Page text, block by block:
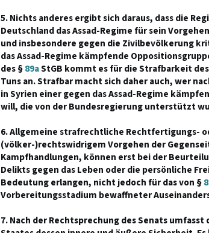
5. Nichts anderes ergibt sich daraus, dass die
Deutschland das Assad-Regime für sein
und insbesondere gegen die Zivilbevölkerung
das Assad-Regime kämpfende
des §89aStGB kommt es für die Strafbarkeit
Tuns an. Strafbar macht sich daher auch, wer
in Syrien einer gegen das Assad-Regime
will, die von der Bundesregierung unterstützt
6. Allgemeine strafrechtliche Rechtfertigungs-
(völker-)rechtswidrigem Vorgehen der
Kampfhandlungen, können erst bei der
Delikts gegen das Leben oder die persönliche
Bedeutung erlangen, nicht jedoch für das von §
Vorbereitungsstadium bewaffneter
7. Nach der Rechtsprechung des Senats